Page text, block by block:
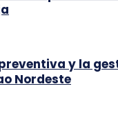
y la
Nordeste